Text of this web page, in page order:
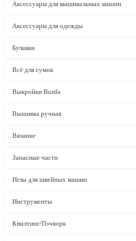
Аксессуары для вышивальных машин
Аксессуары для одежды
Булавки
Всё для сумок
Выкройки Burda
Вышивка ручная
Вязание
Запасные части
Иглы для швейных машин
Инструменты
Квилтинг/Пэчворк